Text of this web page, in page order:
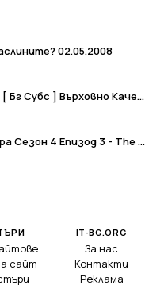
02.05.2008
Naruto Shippuuden 386 [ Бг Субс ] Върховно Качество
Дневниците на Вампира Сезон 4 Епизод 3 - The Vampire Diaries Season 4 Episode 3
сайт
IT-BG.ORG
За нас
Контакти
Реклама